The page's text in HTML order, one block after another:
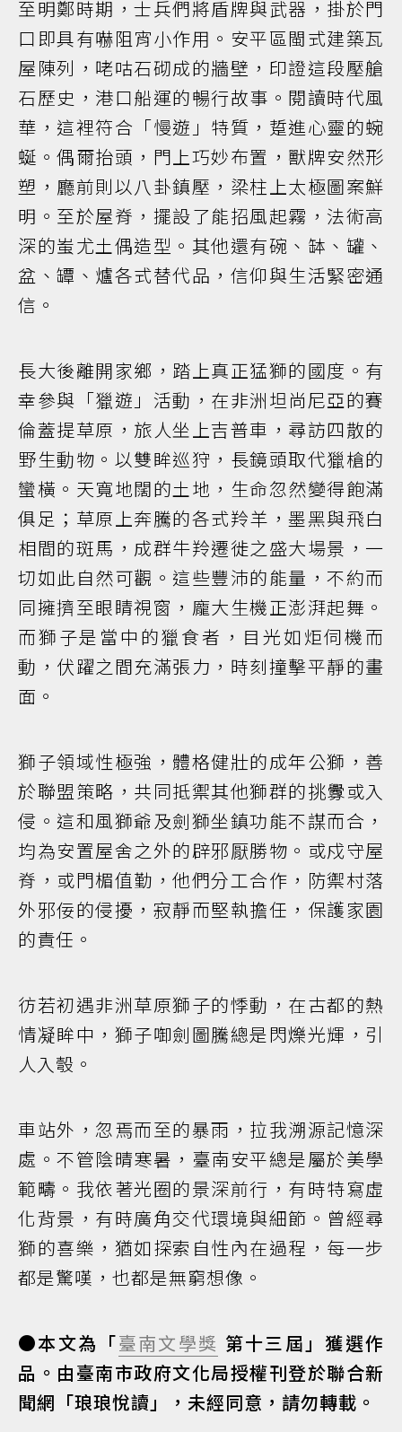
至明鄭時期，士兵們將盾牌與武器，掛於門
口即具有嚇阻宵小作用。安平區閩式建築瓦
屋陳列，咾咕石砌成的牆壁，印證這段壓艙
石歷史，港口船運的暢行故事。閱讀時代風
華，這裡符合「慢遊」特質，踅進心靈的蜿
蜒。偶爾抬頭，門上巧妙布置，獸牌安然形
塑，廳前則以八卦鎮壓，梁柱上太極圖案鮮
明。至於屋脊，擺設了能招風起霧，法術高
深的蚩尤土偶造型。其他還有碗、缽、罐、
盆、罈、爐各式替代品，信仰與生活緊密通
信。
長大後離開家鄉，踏上真正猛獅的國度。有
幸參與「獵遊」活動，在非洲坦尚尼亞的賽
倫蓋提草原，旅人坐上吉普車，尋訪四散的
野生動物。以雙眸巡狩，長鏡頭取代獵槍的
蠻橫。天寬地闊的土地，生命忽然變得飽滿
俱足；草原上奔騰的各式羚羊，墨黑與飛白
相間的斑馬，成群牛羚遷徙之盛大場景，一
切如此自然可觀。這些豐沛的能量，不約而
同擁擠至眼睛視窗，龐大生機正澎湃起舞。
而獅子是當中的獵食者，目光如炬伺機而
動，伏躍之間充滿張力，時刻撞擊平靜的畫
面。
獅子領域性極強，體格健壯的成年公獅，善
於聯盟策略，共同抵禦其他獅群的挑釁或入
侵。這和風獅爺及劍獅坐鎮功能不謀而合，
均為安置屋舍之外的辟邪厭勝物。或戍守屋
脊，或門楣值勤，他們分工合作，防禦村落
外邪佞的侵擾，寂靜而堅執擔任，保護家園
的責任。
彷若初遇非洲草原獅子的悸動，在古都的熱
情凝眸中，獅子啣劍圖騰總是閃爍光輝，引
人入彀。
車站外，忽焉而至的暴雨，拉我溯源記憶深
處。不管陰晴寒暑，臺南安平總是屬於美學
範疇。我依著光圈的景深前行，有時特寫虛
化背景，有時廣角交代環境與細節。曾經尋
獅的喜樂，猶如探索自性內在過程，每一步
都是驚嘆，也都是無窮想像。
●本文為「臺南文學獎 第十三屆」獲選作
品。由臺南市政府文化局授權刊登於聯合新
聞網「琅琅悅讀」，未經同意，請勿轉載。